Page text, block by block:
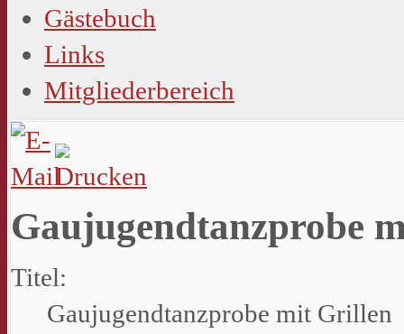
Gästebuch
Links
Mitgliederbereich
Gaujugendtanzprobe
Titel:
Gaujugendtanzprobe mit Grillen